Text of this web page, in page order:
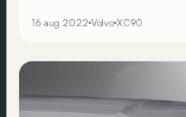
16 aug 2022 Volvo XC90